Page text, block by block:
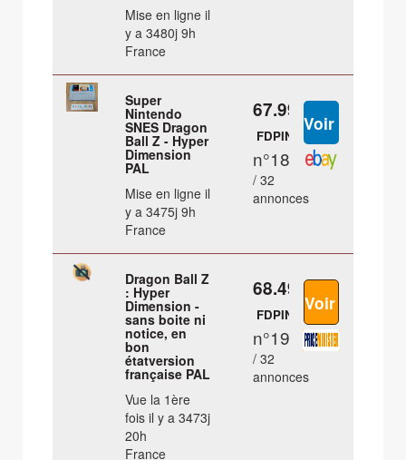
Mise en ligne il
y a 3480j 9h
France
Super
Nintendo
SNES Dragon
Ball Z - Hyper
Dimension
PAL
Mise en ligne il
y a 3475j 9h
France
67.99 €
FDPIN
n°18
/ 32
annonces
Dragon Ball Z
: Hyper
Dimension -
sans boite ni
notice, en
bon
étatversion
française PAL
Vue la 1ère
fois il y a 3473j
20h
France
68.49 €
FDPIN
n°19
/ 32
annonces